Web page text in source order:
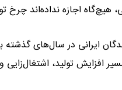
هیچ‌گاه اجازه نداده‌اند چرخ
ایرانی در سال‌های
افزایش تولید، اشتغال‌زایی